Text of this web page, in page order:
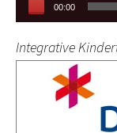
00:00
Integrative